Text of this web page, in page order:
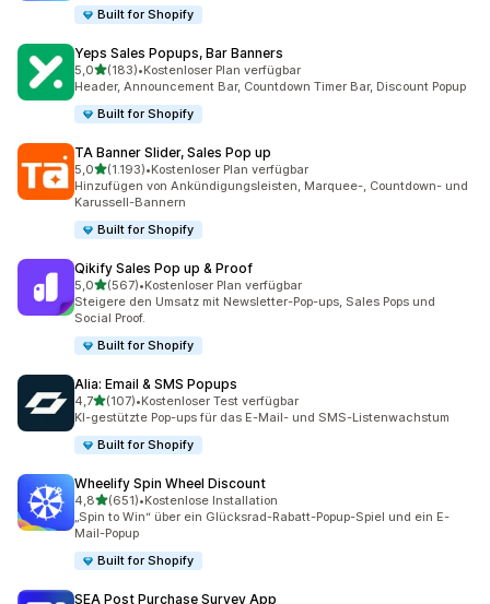
Built for Shopify
Yeps Sales Popups, Bar Banners
5,0von 5 Sternen
(183)
183 Rezensionen insgesamt
•Kostenloser Plan verfügbar
Header, Announcement Bar, Countdown Timer Bar, Discount Popup
Built for Shopify
TA Banner Slider, Sales Pop up
5,0von 5 Sternen
(1.193)
1193 Rezensionen insgesamt
•Kostenloser Plan verfügbar
Hinzufügen von Ankündigungsleisten, Marquee-, Countdown- und
Karussell-Bannern
Built for Shopify
Qikify Sales Pop up & Proof
5,0von 5 Sternen
(567)
567 Rezensionen insgesamt
•Kostenloser Plan verfügbar
Steigere den Umsatz mit Newsletter-Pop-ups, Sales Pops und
Social Proof.
Built for Shopify
Alia: Email & SMS Popups
4,7von 5 Sternen
(107)
107 Rezensionen insgesamt
•Kostenloser Test verfügbar
KI-gestützte Pop-ups für das E-Mail- und SMS-Listenwachstum
Built for Shopify
Wheelify Spin Wheel Discount
4,8von 5 Sternen
(651)
651 Rezensionen insgesamt
•Kostenlose Installation
„Spin to Win“ über ein Glücksrad-Rabatt-Popup-Spiel und ein E-
Mail-Popup
Built for Shopify
SEA Post Purchase Survey App